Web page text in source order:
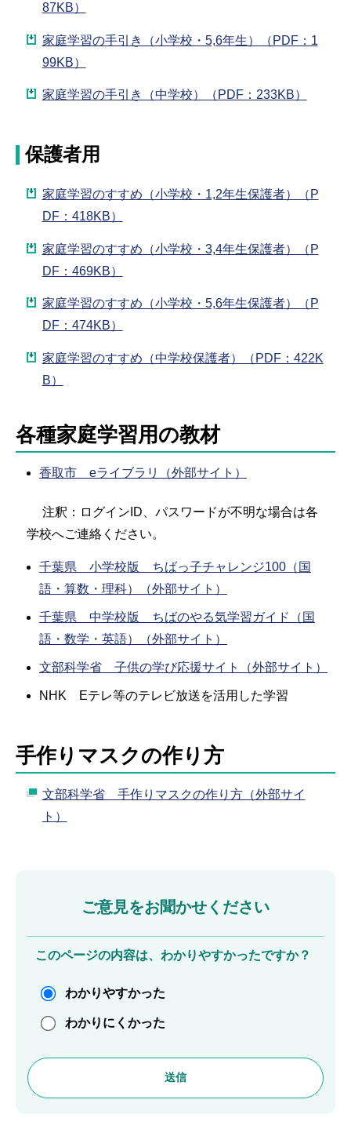
87KB）
家庭学習の手引き（小学校・5,6年生）（PDF：1
99KB）
家庭学習の手引き（中学校）（PDF：233KB）
保護者用
家庭学習のすすめ（小学校・1,2年生保護者）（P
DF：418KB）
家庭学習のすすめ（小学校・3,4年生保護者）（P
DF：469KB）
家庭学習のすすめ（小学校・5,6年生保護者）（P
DF：474KB）
家庭学習のすすめ（中学校保護者）（PDF：422K
B）
各種家庭学習用の教材
香取市 eライブラリ（外部サイト）
注釈：ログインID、パスワードが不明な場合は各
学校へご連絡ください。
千葉県 小学校版 ちばっ子チャレンジ100（国
語・算数・理科）（外部サイト）
千葉県 中学校版 ちばのやる気学習ガイド（国
語・数学・英語）（外部サイト）
文部科学省 子供の学び応援サイト（外部サイト）
NHK Eテレ等のテレビ放送を活用した学習
手作りマスクの作り方
文部科学省 手作りマスクの作り方（外部サイ
ト）
ご意見をお聞かせください
このページの内容は、わかりやすかったですか？
わかりやすかった
わかりにくかった